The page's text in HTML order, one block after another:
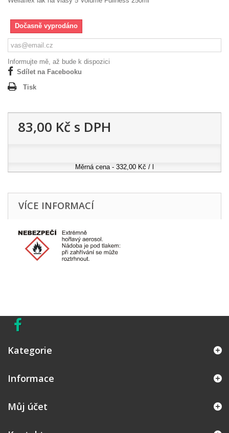
Dočasně vyprodáno
Informujte mě, až bude k dispozici
Sdílet na Facebooku
Tisk
83,00 Kč s DPH
Měrná cena - 332,00 Kč / l
VÍCE INFORMACÍ
Kategorie
Informace
Můj účet